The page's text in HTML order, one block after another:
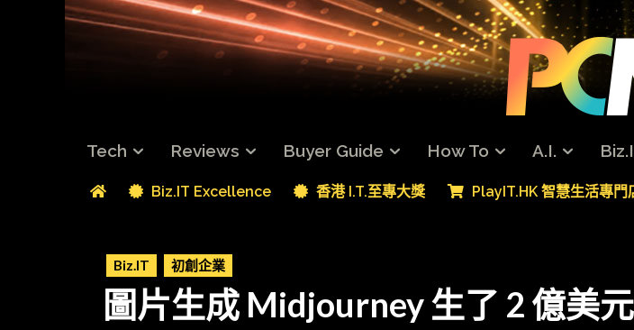
Tech Reviews Buyer Guide How To A.I.
Biz.IT Excellence 香港 I.T.至專大獎 PlayIT.HK 智慧生活專門
Biz.IT 初創企業
圖片生成 Midjourney 生了 2 億美